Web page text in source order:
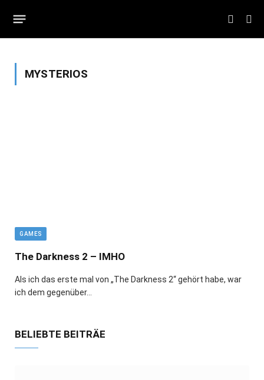
MYSTERIOS
GAMES
The Darkness 2 – IMHO
Als ich das erste mal von „The Darkness 2“ gehört habe, war
ich dem gegenüber…
BELIEBTE BEITRÄE